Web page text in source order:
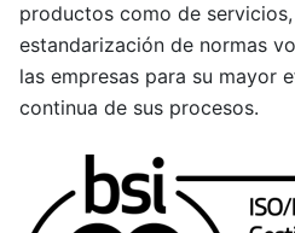
productos como de
estandarización de normas
las empresas para su mayor
continua de sus procesos.